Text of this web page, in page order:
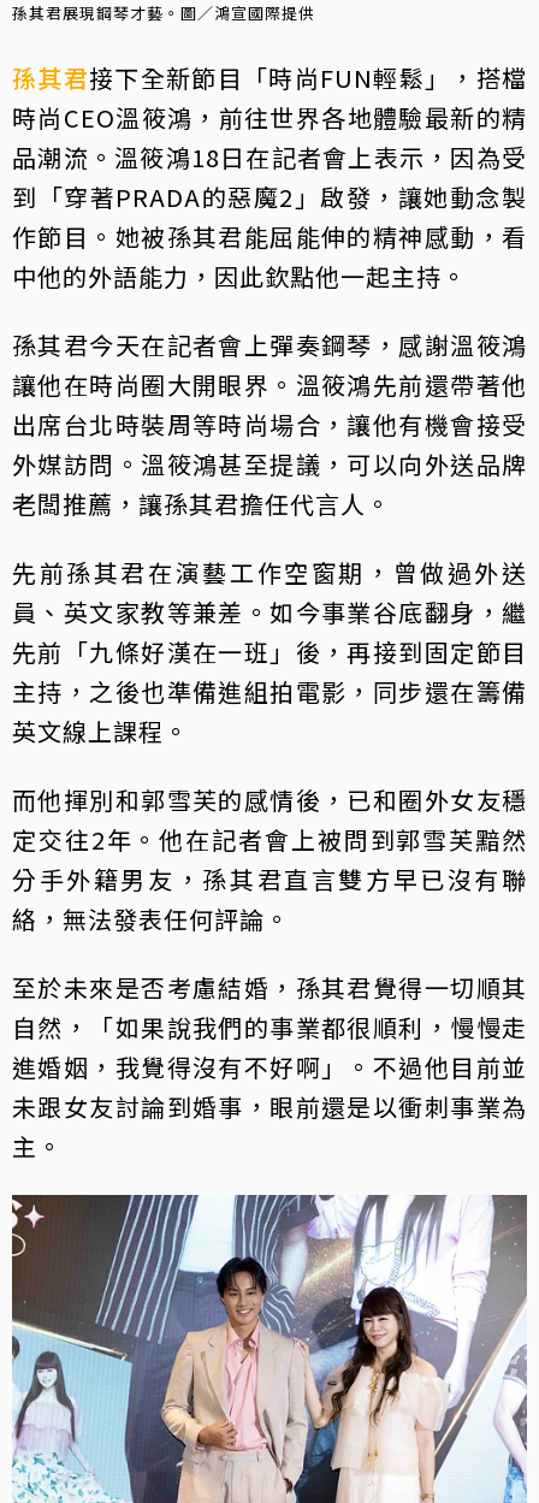
孫其君展現鋼琴才藝。圖／鴻宣國際提供
孫其君接下全新節目「時尚FUN輕鬆」，搭檔
時尚CEO溫筱鴻，前往世界各地體驗最新的精
品潮流。溫筱鴻18日在記者會上表示，因為受
到「穿著PRADA的惡魔2」啟發，讓她動念製
作節目。她被孫其君能屈能伸的精神感動，看
中他的外語能力，因此欽點他一起主持。
孫其君今天在記者會上彈奏鋼琴，感謝溫筱鴻
讓他在時尚圈大開眼界。溫筱鴻先前還帶著他
出席台北時裝周等時尚場合，讓他有機會接受
外媒訪問。溫筱鴻甚至提議，可以向外送品牌
老闆推薦，讓孫其君擔任代言人。
先前孫其君在演藝工作空窗期，曾做過外送
員、英文家教等兼差。如今事業谷底翻身，繼
先前「九條好漢在一班」後，再接到固定節目
主持，之後也準備進組拍電影，同步還在籌備
英文線上課程。
而他揮別和郭雪芙的感情後，已和圈外女友穩
定交往2年。他在記者會上被問到郭雪芙黯然
分手外籍男友，孫其君直言雙方早已沒有聯
絡，無法發表任何評論。
至於未來是否考慮結婚，孫其君覺得一切順其
自然，「如果說我們的事業都很順利，慢慢走
進婚姻，我覺得沒有不好啊」。不過他目前並
未跟女友討論到婚事，眼前還是以衝刺事業為
主。